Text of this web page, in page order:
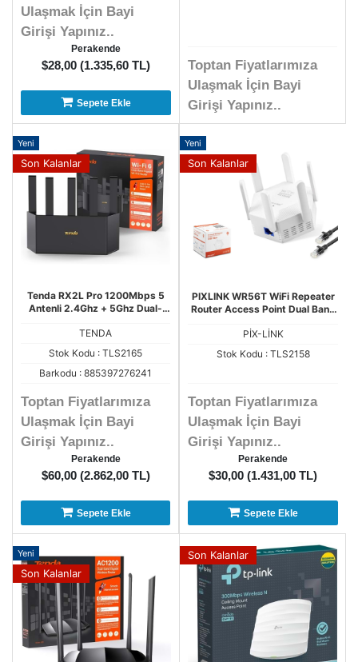
Ulaşmak İçin Bayi
Girişi Yapınız..
Perakende
$28,00 (1.335,60 TL)
Sepete Ekle
Toptan Fiyatlarımıza
Ulaşmak İçin Bayi
Girişi Yapınız..
Yeni
Son Kalanlar
Tenda RX2L Pro 1200Mbps 5
Antenli 2.4Ghz + 5Ghz Dual-
TENDA
Stok Kodu : TLS2165
Barkodu : 885397276241
Toptan Fiyatlarımıza
Ulaşmak İçin Bayi
Girişi Yapınız..
Perakende
$60,00 (2.862,00 TL)
Sepete Ekle
Yeni
Son Kalanlar
PIXLINK WR56T WiFi Repeater
Router Access Point Dual Band
PİX-LİNK
Stok Kodu : TLS2158
Toptan Fiyatlarımıza
Ulaşmak İçin Bayi
Girişi Yapınız..
Perakende
$30,00 (1.431,00 TL)
Sepete Ekle
Yeni
Son Kalanlar
Son Kalanlar